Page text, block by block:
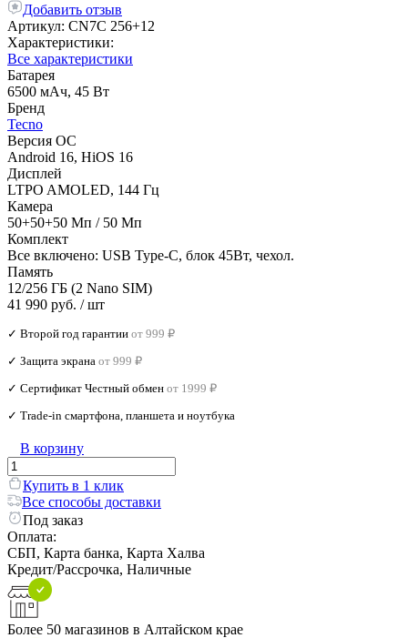
Добавить отзыв
Артикул: CN7С 256+12
Характеристики:
Все характеристики
Батарея
6500 мАч, 45 Вт
Бренд
Tecno
Версия ОС
Android 16, HiOS 16
Дисплей
LTPO AMOLED, 144 Гц
Камера
50+50+50 Мп / 50 Мп
Комплект
Все включено: USB Type-C, блок 45Вт, чехол.
Память
12/256 ГБ (2 Nano SIM)
41 990 руб. / шт
✓ Второй год гарантии от 999 ₽
✓ Защита экрана от 999 ₽
✓ Сертификат Честный обмен от 1999 ₽
✓ Trade‑in смартфона, планшета и ноутбука
В корзину
Купить в 1 клик
Все способы доставки
Под заказ
Оплата:
СБП, Карта банка, Карта Халва
Кредит/Рассрочка, Наличные
Более 50 магазинов в Алтайском крае